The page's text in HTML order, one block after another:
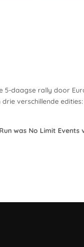
5-daagse rally door
verschillende
was No Limit